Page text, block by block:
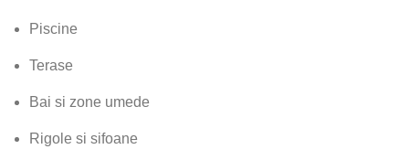
Piscine
Terase
Bai si zone umede
Rigole si sifoane